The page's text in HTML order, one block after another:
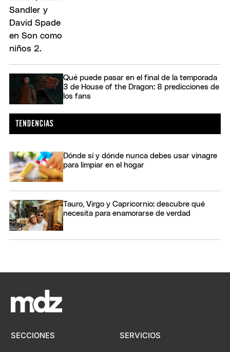
Qué puede pasar en el final de la temporada
3 de House of the Dragon: 8 predicciones de
los fans
Dónde sí y dónde nunca debes usar vinagre
para limpiar en el hogar
Tauro, Virgo y Capricornio: descubre qué
necesita para enamorarse de verdad
SECCIONES SERVICIOS